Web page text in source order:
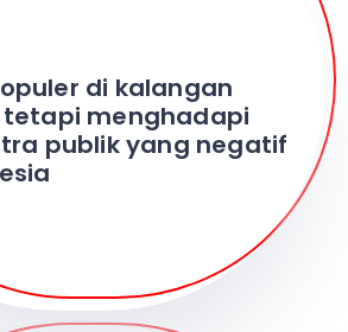
di kalangan
menghadapi
publik yang negatif